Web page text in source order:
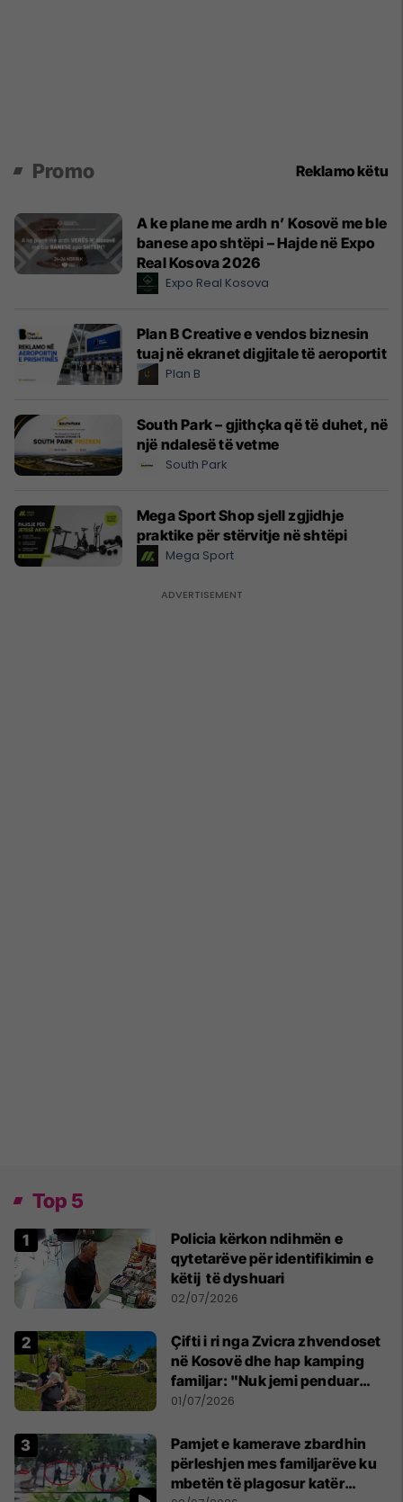
Promo Reklamo këtu
A ke plane me ardh n’ Kosovë me ble
banese apo shtëpi – Hajde në Expo
Real Kosova 2026
Expo Real Kosova
Plan B Creative e vendos biznesin
tuaj në ekranet digjitale të aeroportit
Plan B
South Park – gjithçka që të duhet, në
një ndalesë të vetme
South Park
Mega Sport Shop sjell zgjidhje
praktike për stërvitje në shtëpi
Mega Sport
Top 5
Policia kërkon ndihmën e
qytetarëve për identifikimin e
këtij të dyshuari
02/07/2026
Çifti i ri nga Zvicra zhvendoset
në Kosovë dhe hap kamping
familjar: "Nuk jemi penduar
asnjë ditë"
01/07/2026
Pamjet e kamerave zbardhin
përleshjen mes familjarëve ku
mbetën të plagosur katër